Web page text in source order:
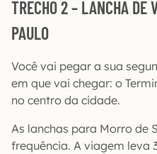
TRECHO 2 – LANCHA DE
PAULO
Você vai pegar a sua
em que vai chegar: o
no centro da cidade.
As lanchas para Morro de
frequência. A viagem leva